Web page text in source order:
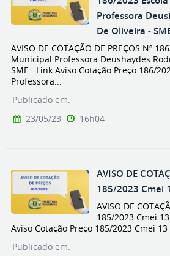
Professora
De Oliveira -
AVISO DE COTAÇÃO DE PREÇOS Nº
Municipal Professora Deushaydes
SME Link Aviso Cotação Preço 186/
Professora...
Publicado em:
23/05/23
16h04
AVISO DE
185/2023 Cmei
AVISO DE
185/2023 Cmei
Aviso Cotação Preço 185/2023 Cmei
Publicado em: